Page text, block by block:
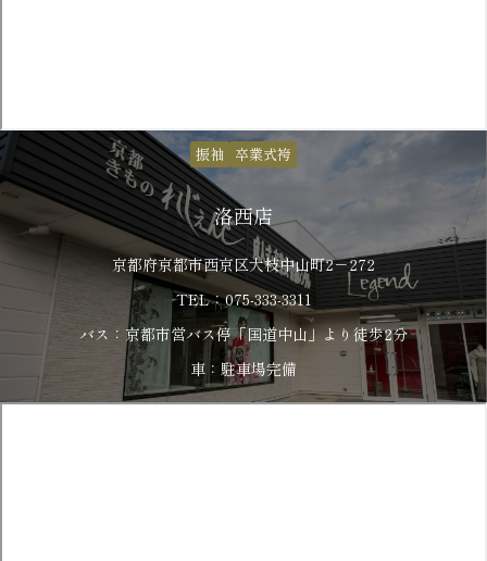
振袖 卒業式袴
洛西店
京都府京都市西京区大枝中山町2－272
TEL：075-333-3311
バス：京都市営バス停「国道中山」より徒歩2分
車：駐車場完備